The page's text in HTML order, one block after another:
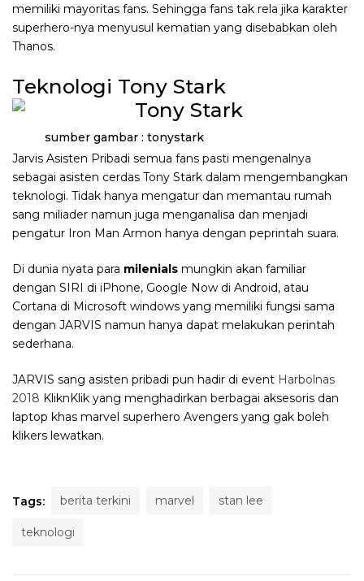
memiliki mayoritas fans. Sehingga fans tak rela jika karakter
superhero-nya menyusul kematian yang disebabkan oleh
Thanos.
Teknologi Tony Stark
sumber gambar : tonystark
Jarvis Asisten Pribadi semua fans pasti mengenalnya
sebagai asisten cerdas Tony Stark dalam mengembangkan
teknologi. Tidak hanya mengatur dan memantau rumah
sang miliader namun juga menganalisa dan menjadi
pengatur Iron Man Armon hanya dengan peprintah suara.
Di dunia nyata para milenials mungkin akan familiar
dengan SIRI di iPhone, Google Now di Android, atau
Cortana di Microsoft windows yang memiliki fungsi sama
dengan JARVIS namun hanya dapat melakukan perintah
sederhana.
JARVIS sang asisten pribadi pun hadir di event Harbolnas
2018 KliknKlik yang menghadirkan berbagai aksesoris dan
laptop khas marvel superhero Avengers yang gak boleh
klikers lewatkan.
Tags: berita terkini marvel stan lee
teknologi